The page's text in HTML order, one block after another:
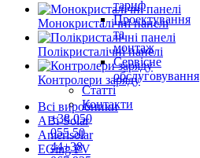
тариф
Проектування
та
монтаж
Сервісне
обслуговування
Статті
Контакти
+38050
055 50
44+38
Монокристалічні панелі
Полікристалічні панелі
Контролери заряду
Всі виробники
ABi-Solar
Amerisolar
EGing PV